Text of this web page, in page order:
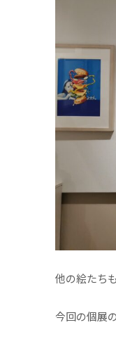
他の絵たち
今回の個展